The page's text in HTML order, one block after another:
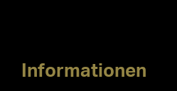
Informationen